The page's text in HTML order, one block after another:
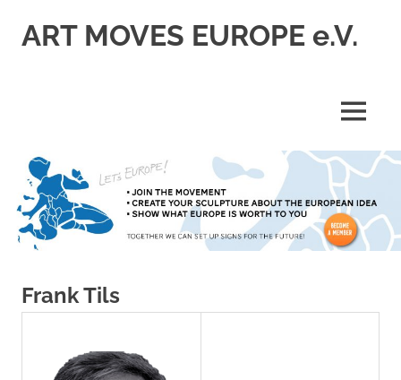
ART MOVES EUROPE e.V.
MENU
Frank Tils